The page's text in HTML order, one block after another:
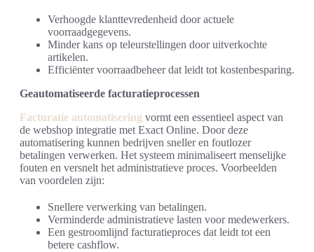
Verhoogde klanttevredenheid door actuele
voorraadgegevens.
Minder kans op teleurstellingen door uitverkochte
artikelen.
Efficiënter voorraadbeheer dat leidt tot kostenbesparing.
Geautomatiseerde facturatieprocessen
Facturatie automatisering vormt een essentieel aspect van
de webshop integratie met Exact Online. Door deze
automatisering kunnen bedrijven sneller en foutlozer
betalingen verwerken. Het systeem minimaliseert menselijke
fouten en versnelt het administratieve proces. Voorbeelden
van voordelen zijn:
Snellere verwerking van betalingen.
Verminderde administratieve lasten voor medewerkers.
Een gestroomlijnd facturatieproces dat leidt tot een
betere cashflow.